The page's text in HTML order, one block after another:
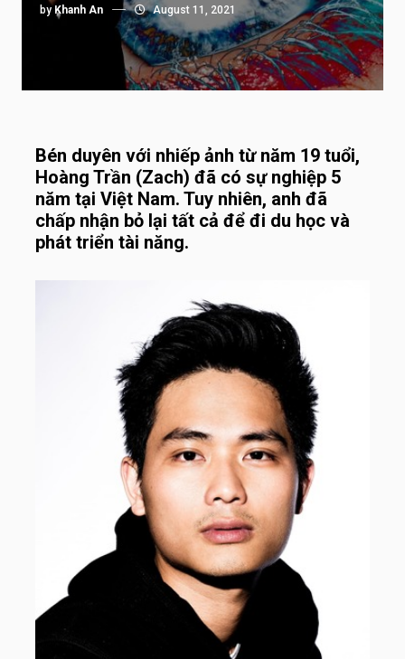
by Khanh An August 11, 2021
Bén duyên với nhiếp ảnh từ năm 19 tuổi,
Hoàng Trần (Zach) đã có sự nghiệp 5
năm tại Việt Nam. Tuy nhiên, anh đã
chấp nhận bỏ lại tất cả để đi du học và
phát triển tài năng.